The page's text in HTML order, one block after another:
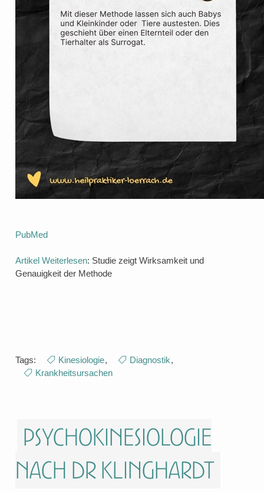
PubMed
Artikel Weiterlesen: Studie zeigt Wirksamkeit und
Genauigkeit der Methode
Tags: Kinesiologie, Diagnostik,
Krankheitsursachen
Psychokinesiologie
nach Dr Klinghardt